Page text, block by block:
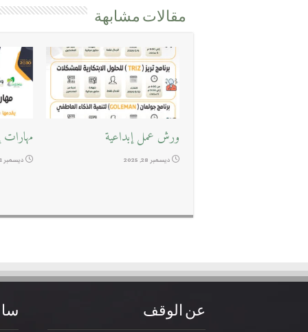
مقالات مشابهة
ورش عمل إبداعية
ديسمبر 28, 2025
مهارات
ديسمبر 11, 2025
عن الوقف